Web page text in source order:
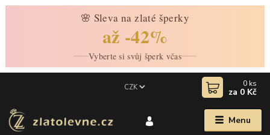
🌸 Sleva na zlaté šperky
až -42%
Vyberte si svůj šperk včas
Menu
CZK 0 ks
za 0 Kč